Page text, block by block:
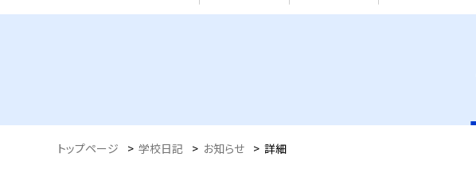
トップページ > 学校日記 > お知らせ > 詳細